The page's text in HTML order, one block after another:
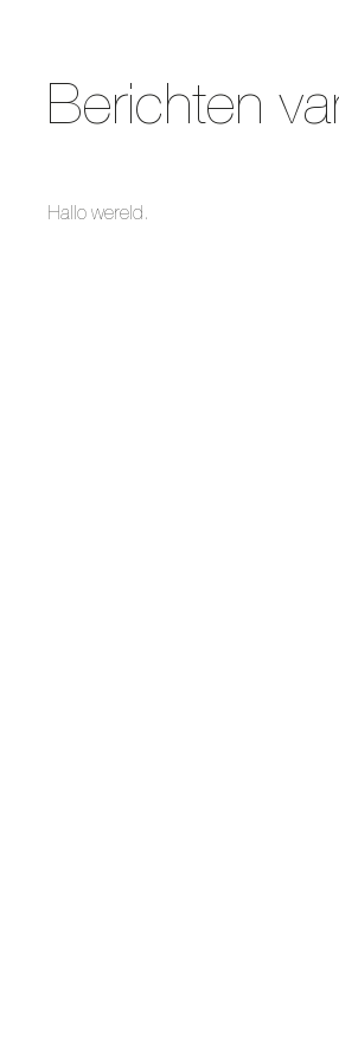
Berichten
Hallo wereld.